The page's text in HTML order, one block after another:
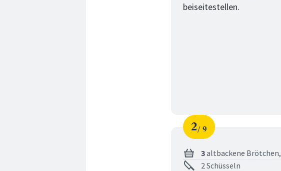
beiseitestellen.
Schritt
2
von
9
3altbackene Brötchen,
2 Schüsseln